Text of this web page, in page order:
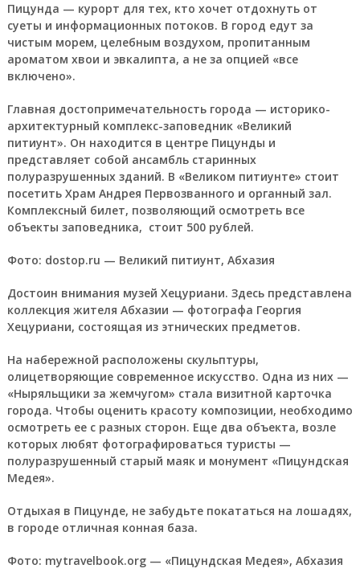
Пицунда — курорт для тех, кто хочет отдохнуть от
суеты и информационных потоков. В город едут за
чистым морем, целебным воздухом, пропитанным
ароматом хвои и эвкалипта, а не за опцией «все
включено».
Главная достопримечательность города — историко-
архитектурный комплекс-заповедник «Великий
питиунт». Он находится в центре Пицунды и
представляет собой ансамбль старинных
полуразрушенных зданий. В «Великом питиунте» стоит
посетить Храм Андрея Первозванного и органный зал.
Комплексный билет, позволяющий осмотреть все
объекты заповедника, стоит 500 рублей.
Фото: dostop.ru — Великий питиунт, Абхазия
Достоин внимания музей Хецуриани. Здесь представлена
коллекция жителя Абхазии — фотографа Георгия
Хецуриани, состоящая из этнических предметов.
На набережной расположены скульптуры,
олицетворяющие современное искусство. Одна из них —
«Ныряльщики за жемчугом» стала визитной карточка
города. Чтобы оценить красоту композиции, необходимо
осмотреть ее с разных сторон. Еще два объекта, возле
которых любят фотографироваться туристы —
полуразрушенный старый маяк и монумент «Пицундская
Медея».
Отдыхая в Пицунде, не забудьте покататься на лошадях,
в городе отличная конная база.
Фото: mytravelbook.org — «Пицундская Медея», Абхазия